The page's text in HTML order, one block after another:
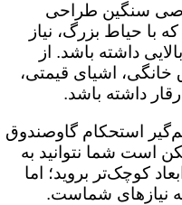
سنگین طراحی
با حیاط بزرگ، نیاز
داشته باشد. از
اشیای قیمتی،
داشته باشد.
استحکام گاوصندوق
است شما نتوانید به
کوچک‌تر بروید؛ اما
نیازهای شماست.